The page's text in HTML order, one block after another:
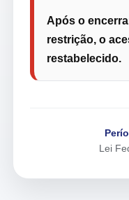
Após o
restrição, o
restabelecido.
Lei